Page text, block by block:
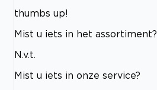
thumbs up!
Mist u iets in het assortiment?
N.v.t.
Mist u iets in onze service?